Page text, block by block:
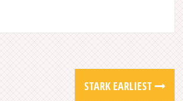
STARK EARLIEST